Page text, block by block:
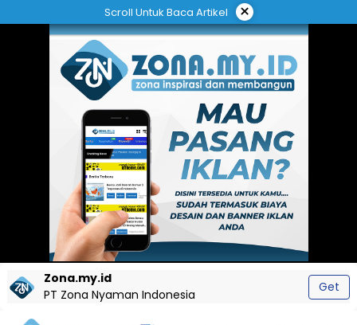
ke
Scroll Untuk Baca Artikel ×
Zona.my.id
PT Zona Nyaman Indonesia
Get